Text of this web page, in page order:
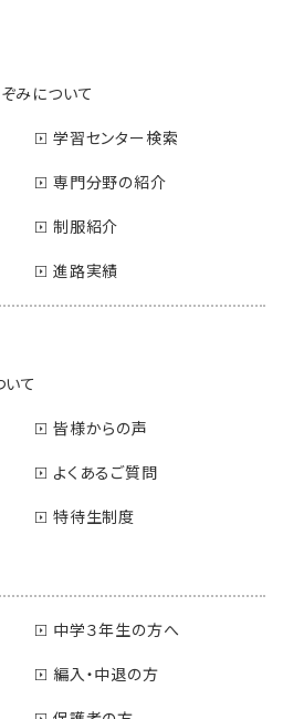
みについて
学習センター検索
専門分野の紹介
制服紹介
進路実績
て
皆様からの声
よくあるご質問
特待生制度
中学３年生の方へ
編入・中退の方